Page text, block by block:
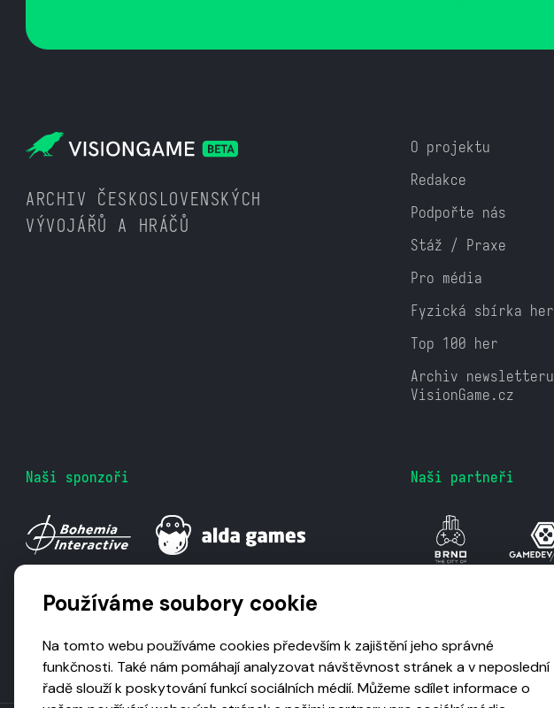
ARCHIV ČESKOSLOVENSKÝCH
VÝVOJÁŘŮ A HRÁČŮ
O projektu
Redakce
Podpořte nás
Stáž / Praxe
Pro média
Fyzická sbírka her
Top 100 her
Archiv newsletteru
VisionGame.cz
Naši sponzoři Naši partneři
Používáme soubory cookie
Na tomto webu používáme cookies především k zajištění jeho správné
funkčnosti. Také nám pomáhají analyzovat návštěvnost stránek a v neposlední
řadě slouží k poskytování funkcí sociálních médií. Můžeme sdílet informace o